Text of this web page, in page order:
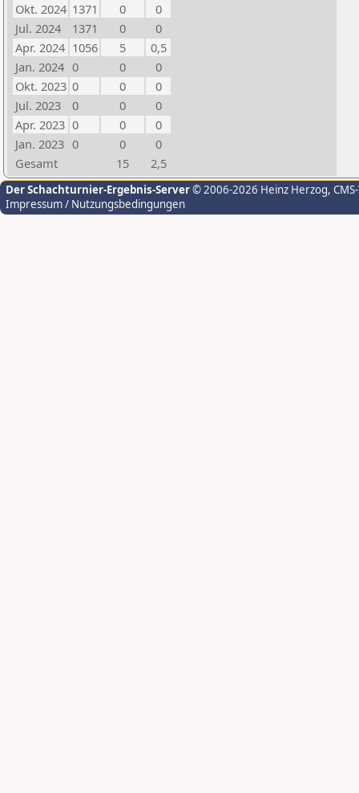
Okt. 2024 1371 0
0
Jul. 2024
1371 0
0
Apr. 2024 1056 5
0,5
Jan. 2024 0 0
0
Okt. 2023 0 0
0
Jul. 2023
0 0
0
Apr. 2023 0 0
0
Jan. 2023 0 0
0
Gesamt
15 2,5
Der Schachturnier-Ergebnis-Server© 2006-2026 Heinz Herzog,
Impressum / Nutzungsbedingungen